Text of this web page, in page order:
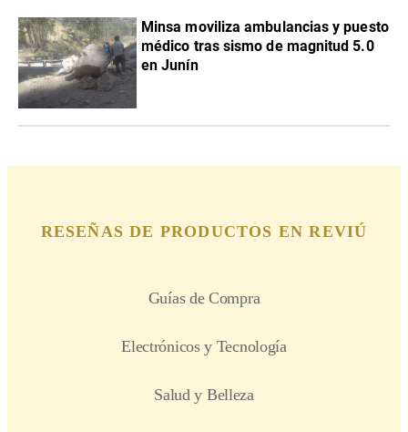
Minsa moviliza ambulancias y puesto
médico tras sismo de magnitud 5.0
en Junín